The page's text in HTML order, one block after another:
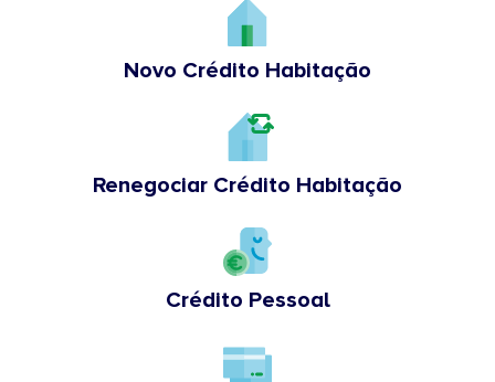
Novo Crédito Habitação
Renegociar Crédito Habitação
Crédito Pessoal